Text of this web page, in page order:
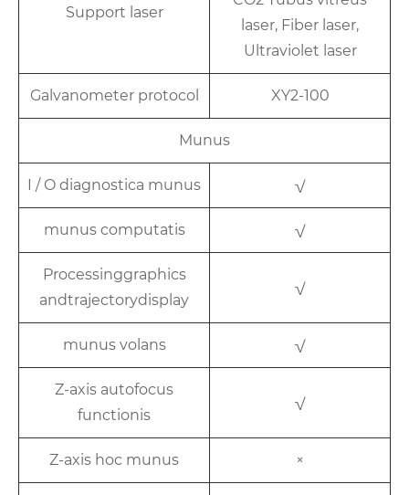
Support laser
laser, Fiber laser,
Ultraviolet laser
Galvanometer protocol XY2-100
Munus
I / O diagnostica munus √
munus computatis √
Processinggraphics
andtrajectorydisplay
√
munus volans √
Z-axis autofocus
functionis
√
Z-axis hoc munus ×